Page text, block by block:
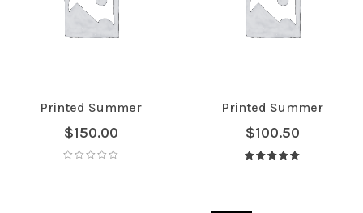
Printed Summer
$150.00
Printed Summer
$100.50